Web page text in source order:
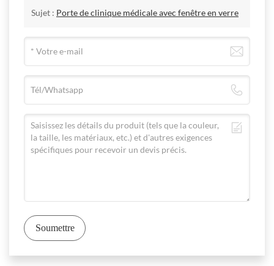
Sujet : Porte de clinique médicale avec fenêtre en verre
Soumettre